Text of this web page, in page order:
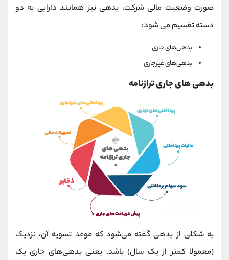
صورت وضعیت مالی شرکت، بدهی نیز همانند دارایی به دو
دسته تقسیم می شود:
بدهی‌های جاری
بدهی‌های غیرجاری
بدهی های جاری ترازنامه
به شکلی از بدهی گفته می‌شود که موعد تسویه آن، نزدیک
(معمولا کمتر از یک سال) باشد. یعنی بدهی‌های جاری یک